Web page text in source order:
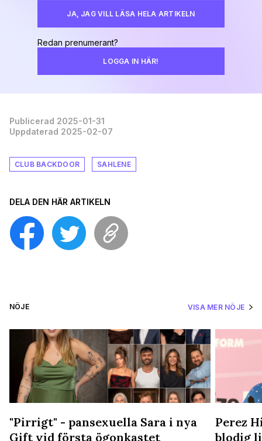
JA, JAG VILL LÄSA HELA ARTIKELN
Redan prenumerant?
LOGGA IN HÄR!
Publicerad 2025-01-31
Uppdaterad 2025-02-07
CLUB BACKDOOR SAHLENE
DELA DEN HÄR ARTIKELN
NÖJE VISA MER NÖJE
"Pirrigt" - pansexuella Sara i nya
Gift vid första ögonkastet
Perez
blodig